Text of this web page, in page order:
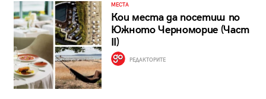
МЕСТА
Кои места да посетиш по
Южното Черноморие (Част
II)
РЕДАКТОРИТЕ